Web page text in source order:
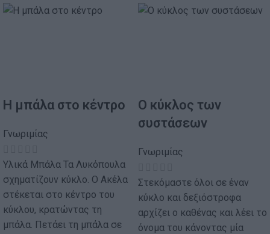
Η μπάλα στο κέντρο
Γνωριμίας
Υλικά Μπάλα Τα Λυκόπουλα
σχηματίζουν κύκλο. Ο Ακέλα
στέκεται στο κέντρο του
κύκλου, κρατώντας τη
μπάλα. Πετάει τη μπάλα σε
Ο κύκλος των
συστάσεων
Γνωριμίας
Στεκόμαστε όλοι σε έναν
κύκλο και δεξιόστροφα
αρχίζει ο καθένας και λέει το
όνομα του κάνοντας μία